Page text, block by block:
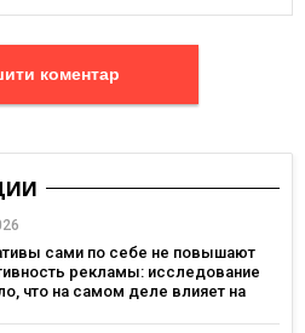
Залишити коментар
сами по себе не повышают
рекламы: исследование
что на самом деле влияет на